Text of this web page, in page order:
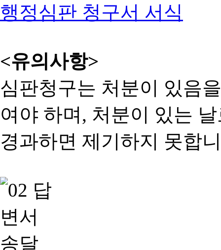
행정심판 청구서 서식
<유의사항>
심판청구는 처분이 있음
여야 하며, 처분이 있는
경과하면 제기하지 못합